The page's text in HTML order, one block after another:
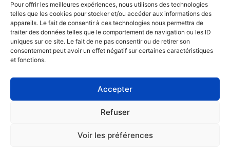
Pour offrir les meilleures expériences, nous utilisons des technologies
telles que les cookies pour stocker et/ou accéder aux informations des
appareils. Le fait de consentir à ces technologies nous permettra de
traiter des données telles que le comportement de navigation ou les ID
uniques sur ce site. Le fait de ne pas consentir ou de retirer son
consentement peut avoir un effet négatif sur certaines caractéristiques
et fonctions.
Accepter
Refuser
Voir les préférences
BESOIN D’AIDE ?
Contactez-nous
LIENS UTILES
Nos catégories
mayottef.assistantecommerciale@orange.fr